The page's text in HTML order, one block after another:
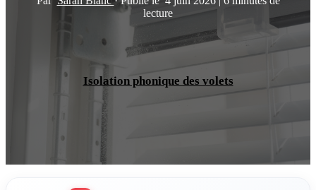
lecture
Isolation phonique des volets